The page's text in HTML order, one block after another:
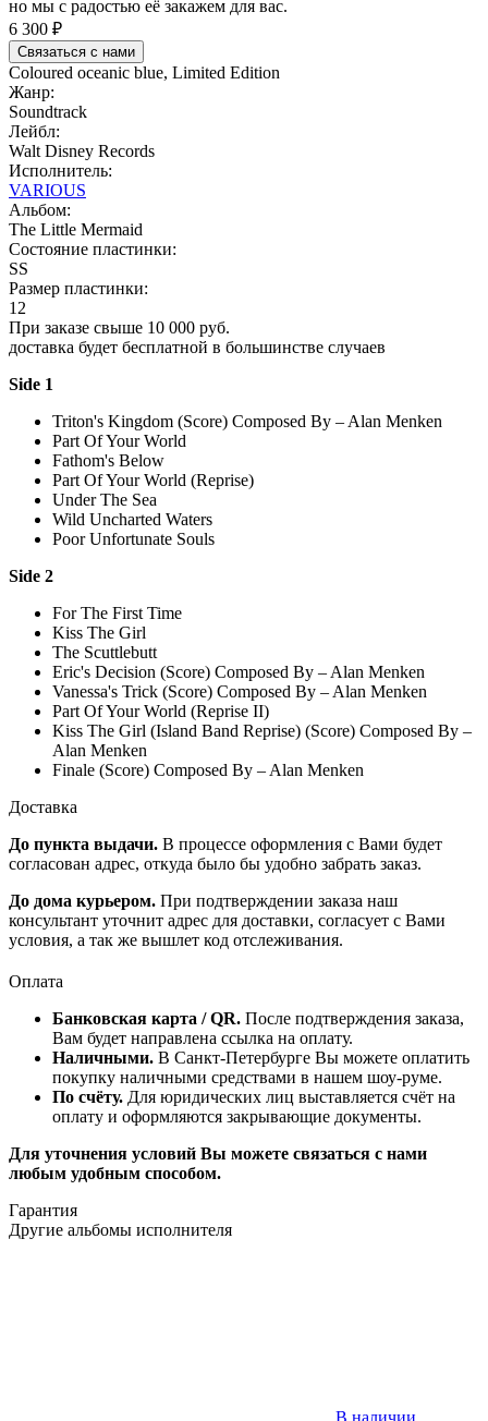
но мы с радостью её закажем для вас.
6 300 ₽
Связаться с нами
Coloured oceanic blue, Limited Edition
Жанр:
Soundtrack
Лейбл:
Walt Disney Records
Исполнитель:
VARIOUS
Альбом:
The Little Mermaid
Состояние пластинки:
SS
Размер пластинки:
12
При заказе свыше 10 000 руб.
доставка будет бесплатной в большинстве случаев
Side 1
Triton's Kingdom (Score) Composed By – Alan Menken
Part Of Your World
Fathom's Below
Part Of Your World (Reprise)
Under The Sea
Wild Uncharted Waters
Poor Unfortunate Souls
Side 2
For The First Time
Kiss The Girl
The Scuttlebutt
Eric's Decision (Score) Composed By – Alan Menken
Vanessa's Trick (Score) Composed By – Alan Menken
Part Of Your World (Reprise II)
Kiss The Girl (Island Band Reprise) (Score) Composed By –
Alan Menken
Finale (Score) Composed By – Alan Menken
Доставка
До пункта выдачи. В процессе оформления с Вами будет
согласован адрес, откуда было бы удобно забрать заказ.
До дома курьером. При подтверждении заказа наш
консультант уточнит адрес для доставки, согласует с Вами
условия, а так же вышлет код отслеживания.
Оплата
Банковская карта / QR. После подтверждения заказа,
Вам будет направлена ссылка на оплату.
Наличными. В Санкт-Петербурге Вы можете оплатить
покупку наличными средствами в нашем шоу-руме.
По счёту. Для юридических лиц выставляется счёт на
оплату и оформляются закрывающие документы.
Для уточнения условий Вы можете связаться с нами
любым удобным способом.
Гарантия
Другие альбомы исполнителя
В наличии